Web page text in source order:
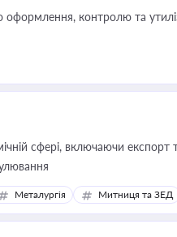
контролю та
сфері, включаючи експорт
Металургія Митниця та ЗЕД